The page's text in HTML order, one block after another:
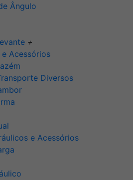
Ângulo
+
Acessórios
Diversos
e Acessórios